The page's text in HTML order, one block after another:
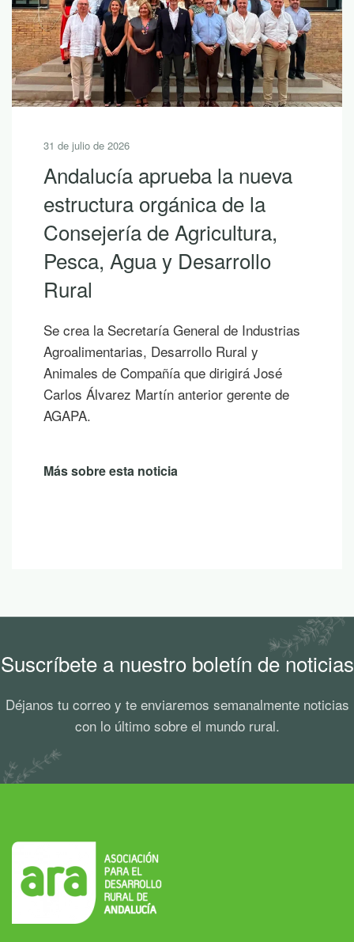
31 de julio de 2026
Andalucía aprueba la nueva
estructura orgánica de la
Consejería de Agricultura,
Pesca, Agua y Desarrollo
Rural
Se crea la Secretaría General de Industrias
Agroalimentarias, Desarrollo Rural y
Animales de Compañía que dirigirá José
Carlos Álvarez Martín anterior gerente de
AGAPA.
Más sobre esta noticia
Suscríbete a nuestro boletín de noticias
Déjanos tu correo y te enviaremos semanalmente noticias
con lo último sobre el mundo rural.